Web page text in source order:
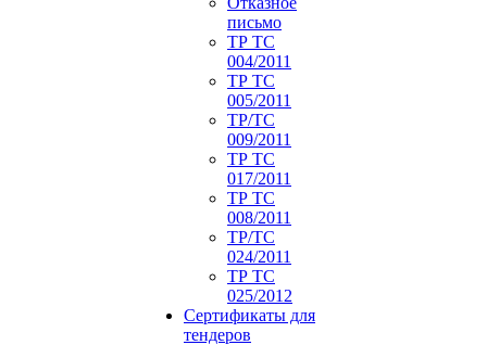
письмо
ТР ТС
004/2011
ТР ТС
005/2011
ТР/ТС
009/2011
ТР ТС
017/2011
ТР ТС
008/2011
ТР/ТС
024/2011
ТР ТС
025/2012
Сертификаты для
тендеров